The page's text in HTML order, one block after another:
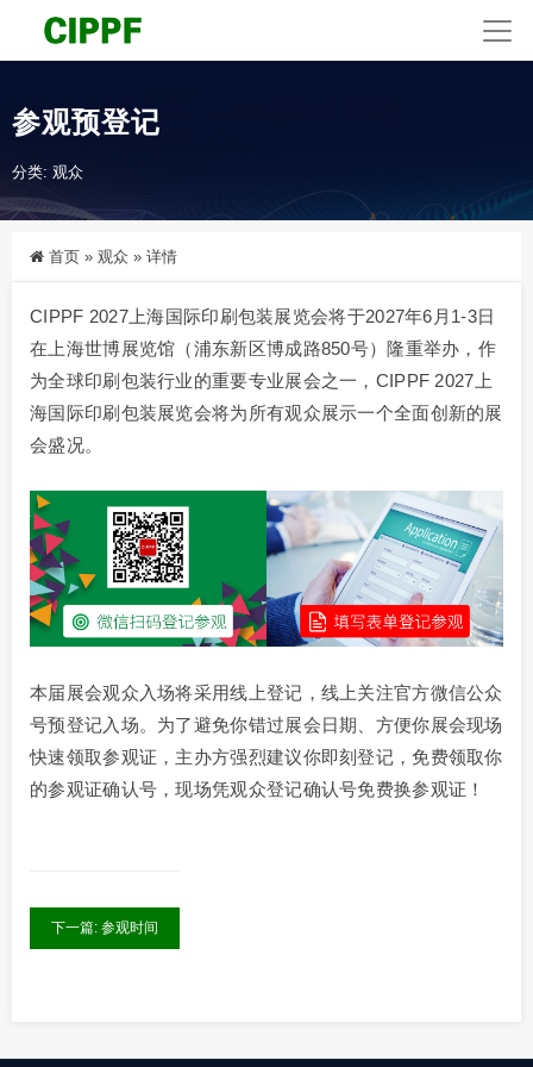
参观预登记
分类: 观众
首页 » 观众 » 详情
CIPPF 2027上海国际印刷包装展览会将于2027年6月1-3日
在上海世博展览馆（浦东新区博成路850号）隆重举办，作
为全球印刷包装行业的重要专业展会之一，CIPPF 2027上
海国际印刷包装展览会将为所有观众展示一个全面创新的展
会盛况。
本届展会观众入场将采用线上登记，线上关注官方微信公众
号预登记入场。为了避免你错过展会日期、方便你展会现场
快速领取参观证，主办方强烈建议你即刻登记，免费领取你
的参观证确认号，现场凭观众登记确认号免费换参观证！
下一篇: 参观时间